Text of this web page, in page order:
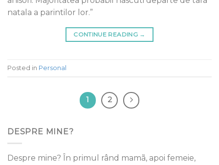
natala a parintilor lor.”
CONTINUE READING →
Posted in Personal
1 2
DESPRE MINE?
Despre mine? În primul rând mamã, apoi femeie,